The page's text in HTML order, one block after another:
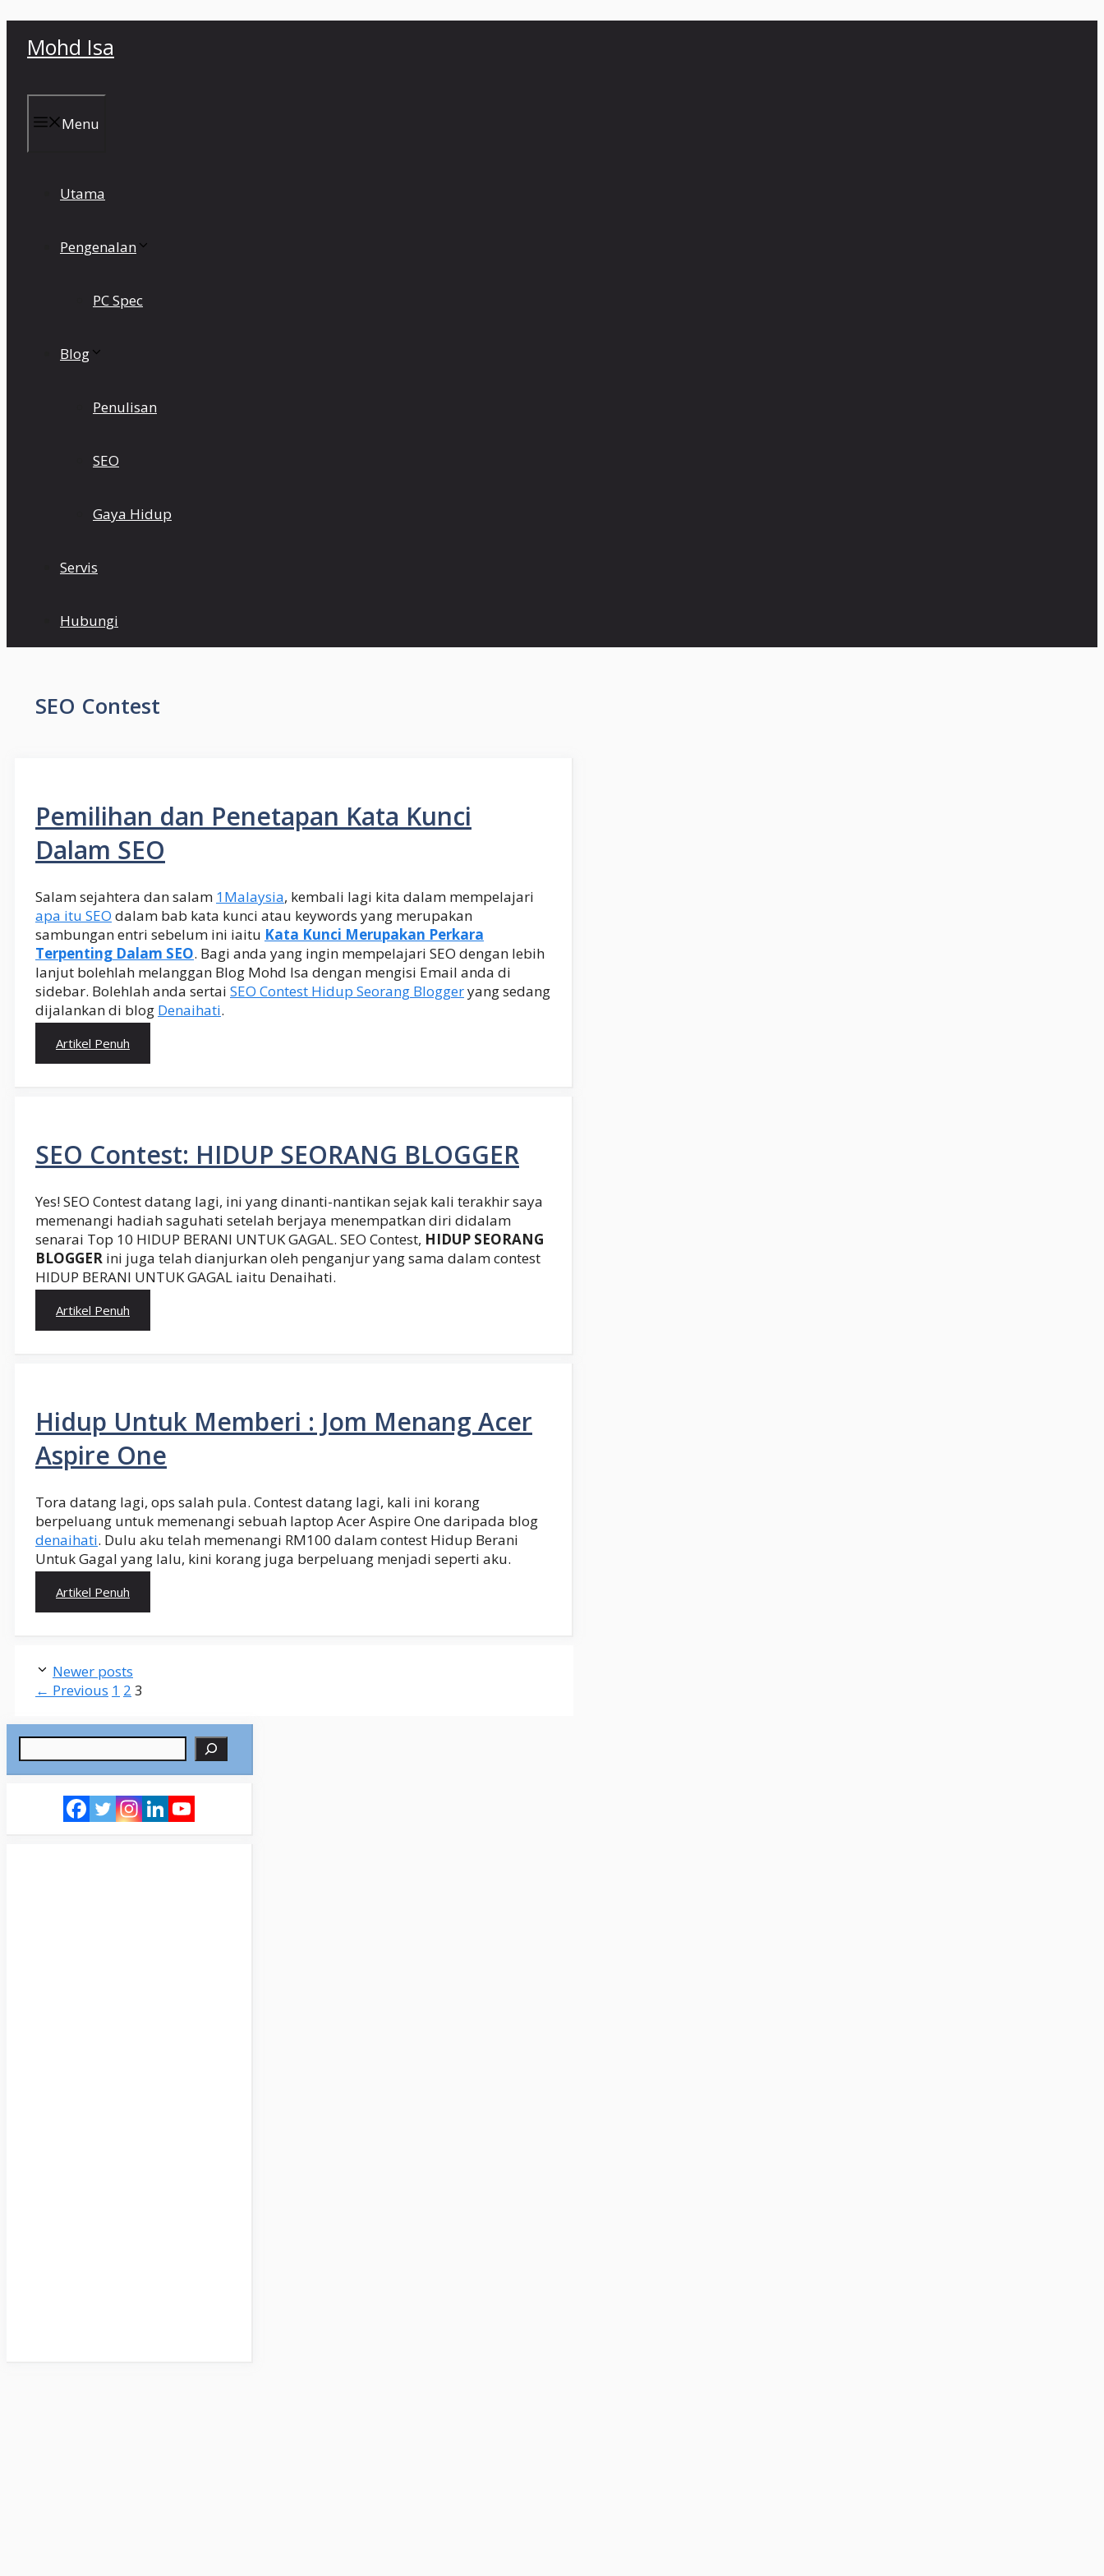
Mohd Isa
Menu
Utama
Pengenalan
PC Spec
Blog
Penulisan
SEO
Gaya Hidup
Servis
Hubungi
SEO Contest
Pemilihan dan Penetapan Kata Kunci
Dalam SEO
Salam sejahtera dan salam 1Malaysia, kembali lagi kita dalam mempelajari
apa itu SEO dalam bab kata kunci atau keywords yang merupakan
sambungan entri sebelum ini iaitu Kata Kunci Merupakan Perkara
Terpenting Dalam SEO. Bagi anda yang ingin mempelajari SEO dengan lebih
lanjut bolehlah melanggan Blog Mohd Isa dengan mengisi Email anda di
sidebar. Bolehlah anda sertai SEO Contest Hidup Seorang Bloggeryang sedang
dijalankan di blog Denaihati.
Artikel Penuh
SEO Contest: HIDUP SEORANG BLOGGER
Yes! SEO Contest datang lagi, ini yang dinanti-nantikan sejak kali terakhir saya
memenangi hadiah saguhati setelah berjaya menempatkan diri didalam
senarai Top 10 HIDUP BERANI UNTUK GAGAL. SEO Contest, HIDUP SEORANG
BLOGGER ini juga telah dianjurkan oleh penganjur yang sama dalam contest
HIDUP BERANI UNTUK GAGAL iaitu Denaihati.
Artikel Penuh
Hidup Untuk Memberi : Jom Menang Acer
Aspire One
Tora datang lagi, ops salah pula. Contest datang lagi, kali ini korang
berpeluang untuk memenangi sebuah laptop Acer Aspire One daripada blog
denaihati. Dulu aku telah memenangi RM100 dalam contest Hidup Berani
Untuk Gagal yang lalu, kini korang juga berpeluang menjadi seperti aku.
Artikel Penuh
Newer posts
← Previous Page
1 Page
2 Page
3
Search